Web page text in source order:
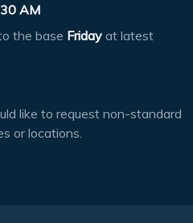
AM
the base Friday at latest
like to request non-standard
or locations.